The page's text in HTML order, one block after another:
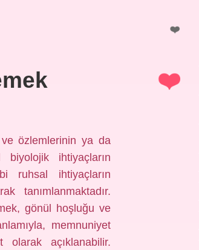
özlemlerinin ya da
ihtiyaçların
ruhsal ihtiyaçların
tanımlanmaktadır.
gönül hoşluğu ve
memnuniyet
açıklanabilir.